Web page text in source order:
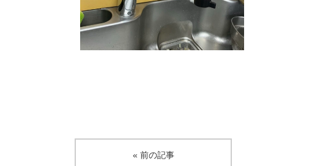
« 前の記事